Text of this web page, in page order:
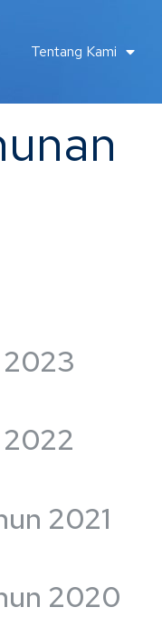
Tentang Kami
2023
2021
2020